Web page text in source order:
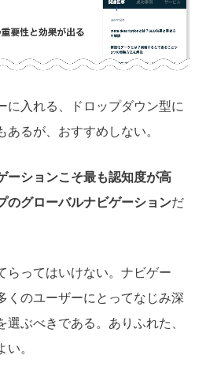
に入れる、ドロップダウン型に
るが、おすすめしない。
ーションこそ最も認知度が高
のグローバルナビゲーションだ
らってはいけない。ナビゲー
くのユーザーにとってなじみ深
選ぶべきである。ありふれた、
。